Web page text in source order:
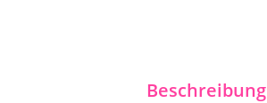
Beschreibung